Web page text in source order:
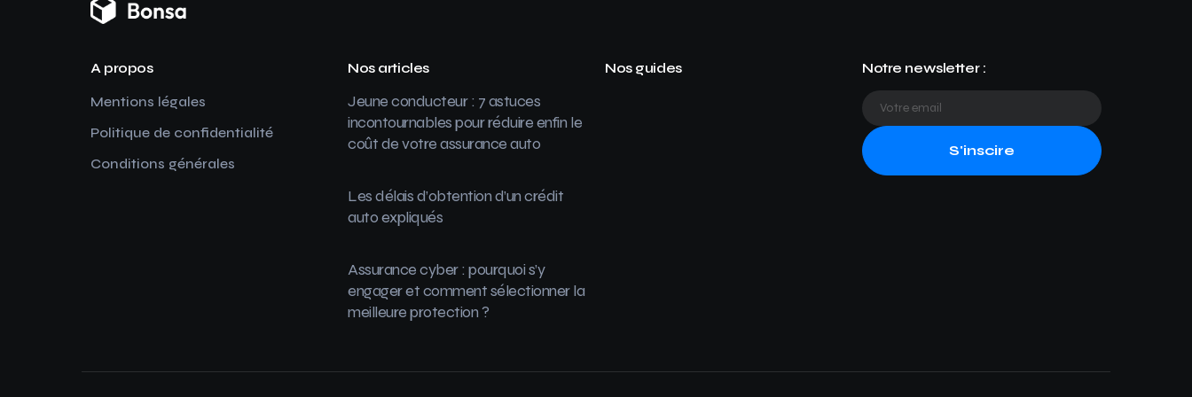
A propos
Mentions légales
Politique de confidentialité
Conditions générales
Nos articles
Jeune conducteur : 7 astuces
incontournables pour réduire enfin le
coût de votre assurance auto
Les délais d’obtention d’un crédit
auto expliqués
Assurance cyber : pourquoi s’y
engager et comment sélectionner la
meilleure protection ?
Nos guides Notre newsletter :
S'inscire